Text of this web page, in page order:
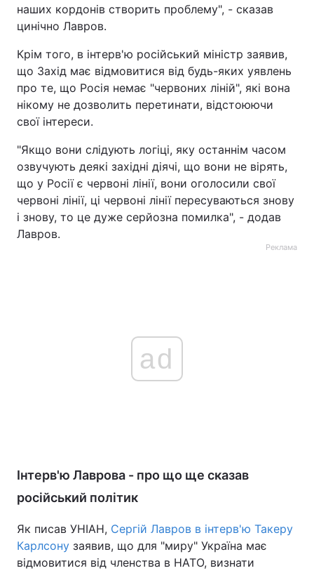
наших кордонів створить проблему", - сказав
цинічно Лавров.
Крім того, в інтерв'ю російський міністр заявив,
що Захід має відмовитися від будь-яких уявлень
про те, що Росія немає "червоних ліній", які вона
нікому не дозволить перетинати, відстоюючи
свої інтереси.
"Якщо вони слідують логіці, яку останнім часом
озвучують деякі західні діячі, що вони не вірять,
що у Росії є червоні лінії, вони оголосили свої
червоні лінії, ці червоні лінії пересуваються знову
і знову, то це дуже серйозна помилка", - додав
Лавров.
Реклама
ad
Інтерв'ю Лаврова - про що ще сказав
російський політик
Як писав УНІАН, Сергій Лавров в інтерв'ю Такеру
Карлсону заявив, що для "миру" Україна має
відмовитися від членства в НАТО, визнати